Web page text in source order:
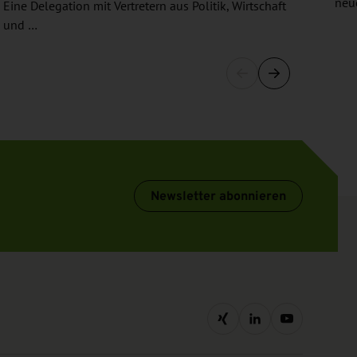
Eine Delegation mit Vertretern aus Politik, Wirtschaft
und …
Newsletter abonnieren